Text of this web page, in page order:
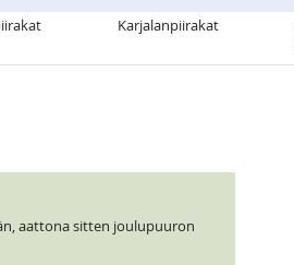
Karjalanpiirakat
aattona sitten joulupuuron